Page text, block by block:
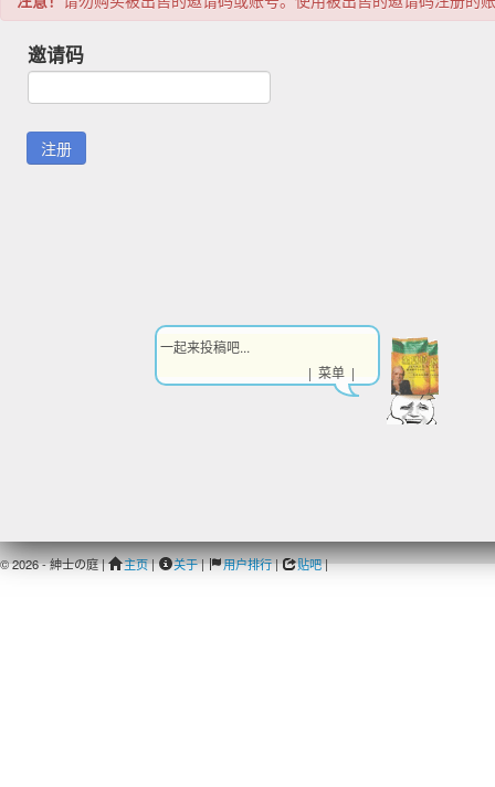
邀请码
© 2026 - 紳士の庭 | 主页| 关于| 用户排行| 贴吧|
一起来投稿吧...
| 菜单 |